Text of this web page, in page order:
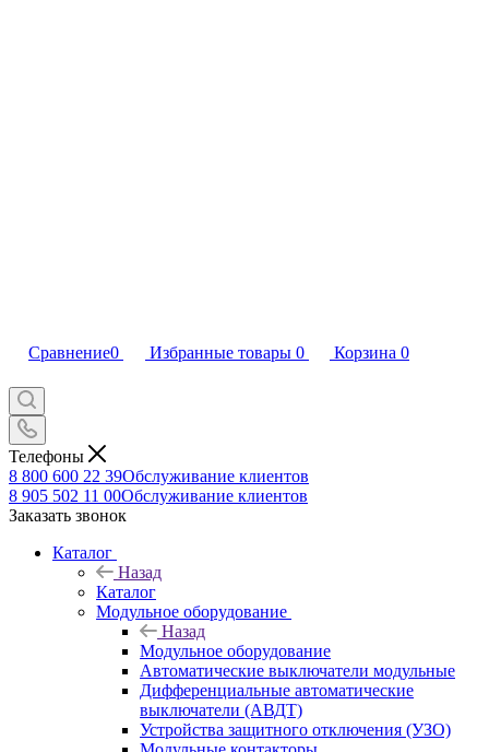
Сравнение0 Избранные товары 0 Корзина 0
Телефоны
8 800 600 22 39Обслуживание клиентов
8 905 502 11 00Обслуживание клиентов
Заказать звонок
Каталог
Назад
Каталог
Модульное оборудование
Назад
Модульное оборудование
Автоматические выключатели модульные
Дифференциальные автоматические
выключатели (АВДТ)
Устройства защитного отключения (УЗО)